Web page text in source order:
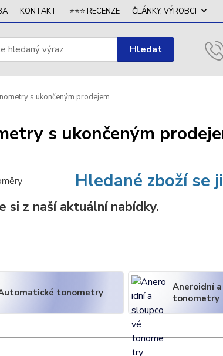
KONTAKT ⭐⭐⭐ RECENZE ČLÁNKY, VÝROBCI
Hledat
s ukončeným prodejem
s ukončeným
Hledané zboží se
si z naší aktuální nabídky.
tonometry
Aneroidní
tonometry